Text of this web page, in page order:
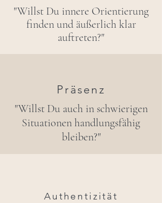
"Willst Du innere Orientierung
finden und äußerlich klar
auftreten?"
Präsenz
"Willst Du auch in schwierigen
Situationen handlungsfähig
bleiben?"
Authentizität